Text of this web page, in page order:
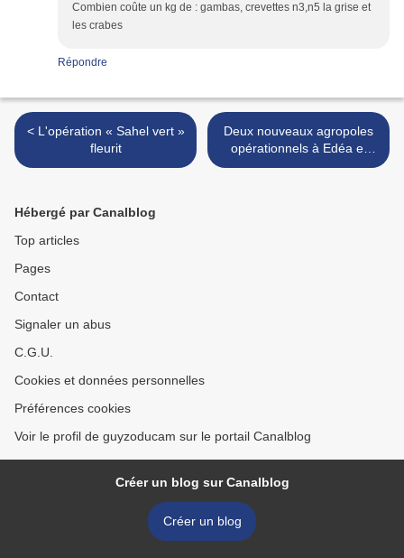
Combien coûte un kg de : gambas, crevettes n3,n5 la grise et
les crabes
Répondre
< L'opération « Sahel vert »
fleurit
Deux nouveaux agropoles
opérationnels à Edéa et
Limbé >
Hébergé par Canalblog
Top articles
Pages
Contact
Signaler un abus
C.G.U.
Cookies et données personnelles
Préférences cookies
Voir le profil de guyzoducam sur le portail Canalblog
Créer un blog sur Canalblog
Créer un blog